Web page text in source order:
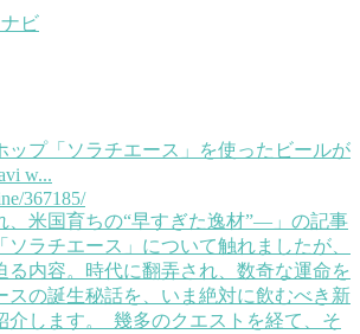
ビ
ップ「ソラチエース」を使ったビールが
w...
367185/
、米国育ちの“早すぎた逸材”―」の記事
ラチエース」について触れましたが、
る内容。時代に翻弄され、数奇な運命を
スの誕生秘話を、いま絶対に飲むべき新
介します。 幾多のクエストを経て、そ